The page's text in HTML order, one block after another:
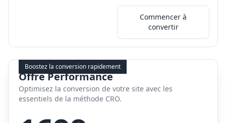
Commencer à
convertir
Offre Performance
Optimisez la conversion de votre site avec les
essentiels de la méthode CRO.
Boostez la conversion rapidement